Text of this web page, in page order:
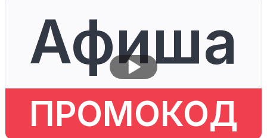
Афиша
ПРОМОКОД